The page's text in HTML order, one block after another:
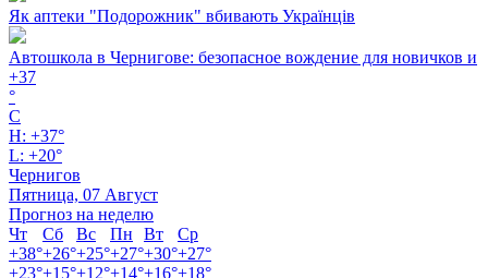
Як аптеки "Подорожник" вбивають Українців
Автошкола в Чернигове: безопасное вождение для новичков и
+37
°
C
H: +37°
L: +20°
Чернигов
Пятница, 07 Август
Прогноз на неделю
Чт
Сб Вс Пн Вт
Ср
+38°+26°+25°+27°+30°+27°
+23°+15°+12°+14°+16°+18°